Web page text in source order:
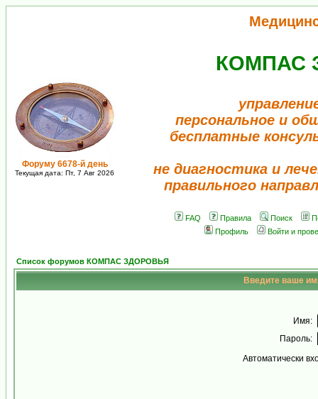
Форуму 6678-й день
Текущая дата: Пт, 7 Авг 2026
КОМПАС
персональное и
бесплатные
не диагностика и
правильного
FAQ Правила Поиск
Профиль
Войти и
Список форумов КОМПАС ЗДОРОВЬЯ
Введите ваше
Имя:
Пароль:
Автоматически